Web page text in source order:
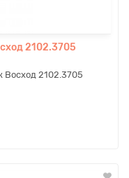
2102.3705
Восход 2102.3705